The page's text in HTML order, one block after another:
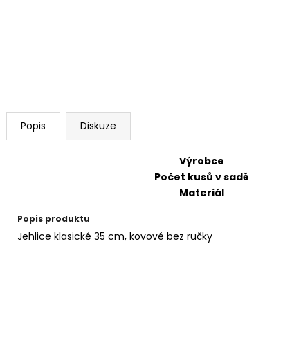
Popis Diskuze
Výrobce
Počet kusů v sadě
Materiál
Popis produktu
Jehlice klasické 35 cm, kovové bez ručky